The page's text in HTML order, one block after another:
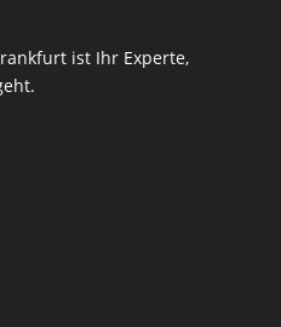
ist Ihr Experte,